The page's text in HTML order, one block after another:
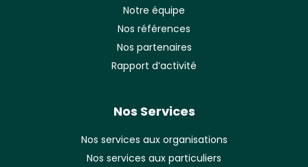
Notre équipe
Nos références
Nos partenaires
Rapport d’activité
Nos Services
Nos services aux organisations
Nos services aux particuliers